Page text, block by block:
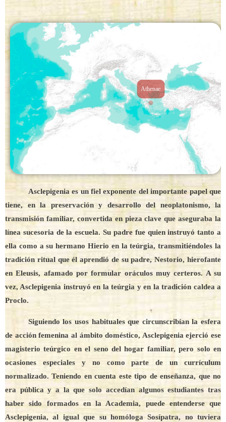
Athenae
Asclepigenia es un fiel exponente del importante papel que
tiene, en la preservación y desarrollo del neoplatonismo, la
transmisión familiar, convertida en pieza clave que aseguraba la
línea sucesoria de la escuela. Su padre fue quien instruyó tanto a
ella como a su hermano Hierio en la teúrgia, transmitiéndoles la
tradición ritual que él aprendió de su padre, Nestorio, hierofante
en Eleusis, afamado por formular oráculos muy certeros. A su
vez, Asclepigenia instruyó en la teúrgia y en la tradición caldea a
Proclo.
Siguiendo los usos habituales que circunscribían la esfera
de acción femenina al ámbito doméstico, Asclepigenia ejerció ese
magisterio teúrgico en el seno del hogar familiar, pero solo en
ocasiones especiales y no como parte de un currículum
normalizado. Teniendo en cuenta este tipo de enseñanza, que no
era pública y a la que solo accedían algunos estudiantes tras
haber sido formados en la Academia, puede entenderse que
Asclepigenia, al igual que su homóloga Sosípatra, no tuviera